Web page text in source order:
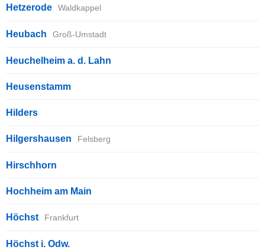
Hetzerode Waldkappel
Heubach Groß-Umstadt
Heuchelheim a. d. Lahn
Heusenstamm
Hilders
Hilgershausen Felsberg
Hirschhorn
Hochheim am Main
Höchst Frankfurt
Höchst i. Odw.